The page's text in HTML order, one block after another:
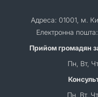
Адреса: 01001, м.
Електронна
Прийом громадян
Пн, Вт,
Пн, Вт,